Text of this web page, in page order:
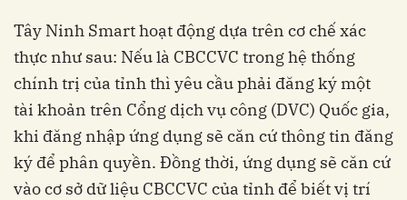
Tây Ninh Smart hoạt động dựa trên cơ chế xác
thực như sau: Nếu là CBCCVC trong hệ thống
chính trị của tỉnh thì yêu cầu phải đăng ký một
tài khoản trên Cổng dịch vụ công (DVC) Quốc gia,
khi đăng nhập ứng dụng sẽ căn cứ thông tin đăng
ký để phân quyền. Đồng thời, ứng dụng sẽ căn cứ
vào cơ sở dữ liệu CBCCVC của tỉnh để biết vị trí